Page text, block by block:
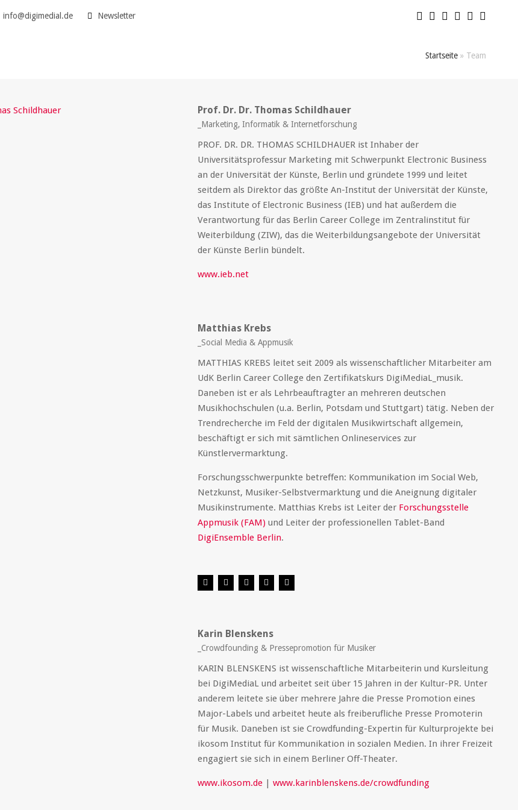
info@digimedial.de Newsletter
Startseite» Team
Prof. Dr. Dr. Thomas Schildhauer
_Marketing, Informatik & Internetforschung
PROF. DR. DR. THOMAS SCHILDHAUER ist Inhaber der
Universitätsprofessur Marketing mit Schwerpunkt Electronic Business
an der Universität der Künste, Berlin und gründete 1999 und leitet
seitdem als Direktor das größte An-Institut der Universität der Künste,
das Institute of Electronic Business (IEB) und hat außerdem die
Verantwortung für das Berlin Career College im Zentralinstitut für
Weiterbildung (ZIW), das die Weiterbildungsangebote der Universität
der Künste Berlin bündelt.
www.ieb.net
Matthias Krebs
_Social Media & Appmusik
MATTHIAS KREBS leitet seit 2009 als wissenschaftlicher Mitarbeiter am
UdK Berlin Career College den Zertifikatskurs DigiMediaL_musik.
Daneben ist er als Lehrbeauftragter an mehreren deutschen
Musikhochschulen (u.a. Berlin, Potsdam und Stuttgart) tätig. Neben der
Trendrecherche im Feld der digitalen Musikwirtschaft allgemein,
beschäftigt er sich mit sämtlichen Onlineservices zur
Künstlervermarktung.
Forschungsschwerpunkte betreffen: Kommunikation im Social Web,
Netzkunst, Musiker-Selbstvermarktung und die Aneignung digitaler
Musikinstrumente. Matthias Krebs ist Leiter der Forschungsstelle
Appmusik (FAM) und Leiter der professionellen Tablet-Band
DigiEnsemble Berlin.
Karin Blenskens
_Crowdfounding & Pressepromotion für Musiker
KARIN BLENSKENS ist wissenschaftliche Mitarbeiterin und Kursleitung
bei DigiMediaL und arbeitet seit über 15 Jahren in der Kultur-PR. Unter
anderem leitete sie über mehrere Jahre die Presse Promotion eines
Major-Labels und arbeitet heute als freiberufliche Presse Promoterin
für Musik. Daneben ist sie Crowdfunding-Expertin für Kulturprojekte bei
ikosom Institut für Kommunikation in sozialen Medien. In ihrer Freizeit
engagiert sie sich in einem Berliner Off-Theater.
www.ikosom.de | www.karinblenskens.de/crowdfunding